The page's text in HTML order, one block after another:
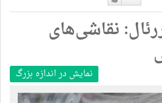
دوست
دارم
نقاشی‌های
نمایش در اندازه بزرگ